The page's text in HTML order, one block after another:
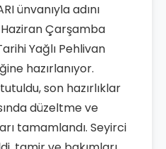
ünvanıyla adını
Çarşamba
Yağlı Pehlivan
hazırlanıyor.
son hazırlıklar
düzeltme ve
tamamlandı. Seyirci